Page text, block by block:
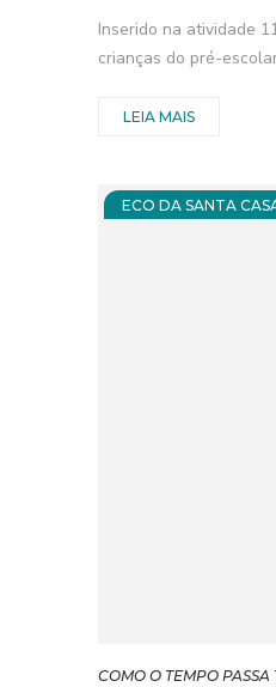
Inserido na atividade
crianças do pré-
LEIA MAIS
ECO DA SANTA
COMO O TEMPO